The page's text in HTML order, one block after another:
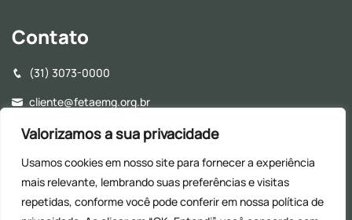
Valorizamos a sua privacidade
Usamos cookies em nosso site para fornecer a experiência
mais relevante, lembrando suas preferências e visitas
repetidas, conforme você pode conferir em nossa política de
Contato
(31) 3073-0000
cliente@fetaemg.org.br
Rua Álvares Maciel, 154, Santa Efigênia - CEP: 30150-250 -
Horário de Funcionamento - 8h às 17h (Almoço: 12h às